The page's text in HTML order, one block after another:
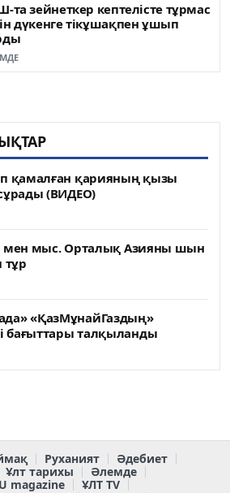
та зейнеткер кептелісте тұрмас
дүкенге тікұшақпен ұшып
қамалған қарияның қызы
(ВИДЕО)
мен мыс. Орталық Азияны шын
тұр
«ҚазМұнайГаздың»
бағыттары талқыланды
Руханият
Әдебиет
Ұлт тарихы
Әлемде
U magazine
ҰЛТ TV